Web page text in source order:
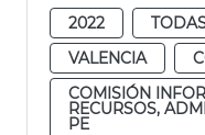
2022
VALENCIA
COMISIÓN
RECURSOS,
PE